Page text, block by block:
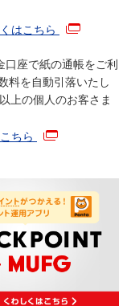
はこちら
座で紙の通帳をご利
料を自動引落いたし
上の個人のお客さま
ちら